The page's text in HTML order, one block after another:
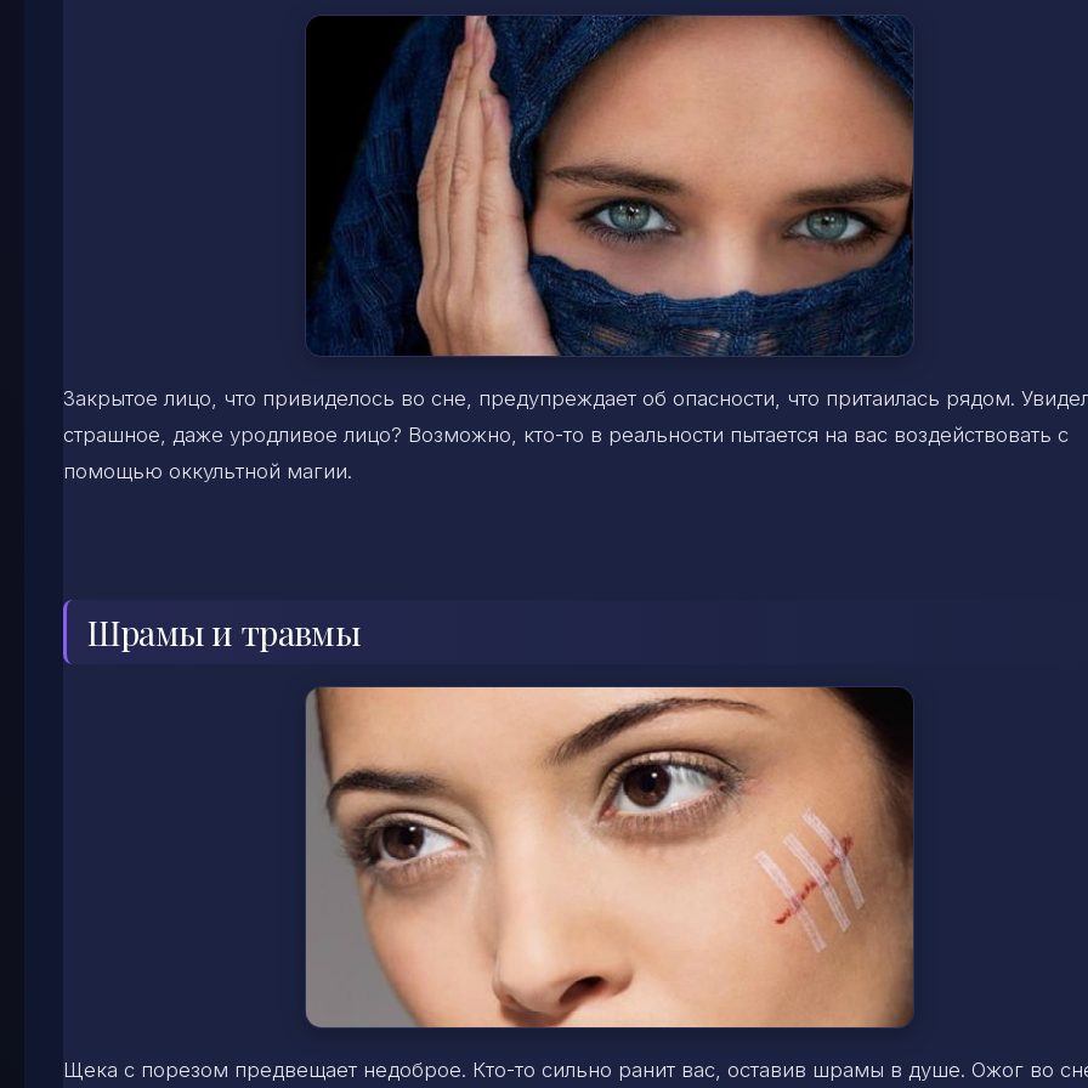
Закрытое лицо, что привиделось во сне, предупреждает об опасности, что притаилась рядом.
страшное, даже уродливое лицо? Возможно, кто-то в реальности пытается на вас воздействовать с
помощью оккультной магии.
Шрамы и травмы
Щека с порезом предвещает недоброе. Кто-то сильно ранит вас, оставив шрамы в душе. Ожог во